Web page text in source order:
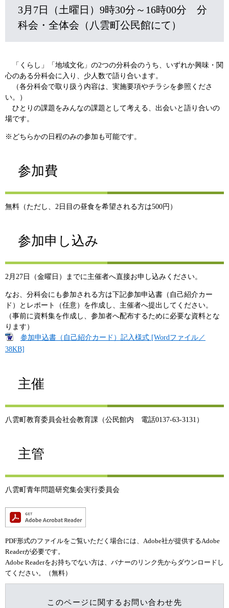
3月7日（土曜日）9時30分～16時00分 分
科会・全体会（八雲町公民館にて）
「くらし」「地域文化」の2つの分科会のうち、いずれか興味・関
心のある分科会に入り、少人数で語り合います。
（各分科会で取り扱う内容は、実施要項やチラシを参照くださ
い。）
ひとりの課題をみんなの課題として考える、出会いと語り合いの
場です。
※どちらかの日程のみの参加も可能です。
参加費
無料（ただし、2日目の昼食を希望される方は500円）
参加申し込み
2月27日（金曜日）までに主催者へ直接お申し込みください。
なお、分科会にも参加される方は下記参加申込書（自己紹介カー
ド）とレポート（任意）を作成し、主催者へ提出してください。
（事前に資料集を作成し、参加者へ配布するために必要な資料とな
ります）
参加申込書（自己紹介カード）記入様式 [Wordファイル／
38KB]
主催
八雲町教育委員会社会教育課（公民館内 電話0137-63-3131）
主管
八雲町青年問題研究集会実行委員会
PDF形式のファイルをご覧いただく場合には、Adobe社が提供するAdobe
Readerが必要です。
Adobe Readerをお持ちでない方は、バナーのリンク先からダウンロードし
てください。（無料）
このページに関するお問い合わせ先